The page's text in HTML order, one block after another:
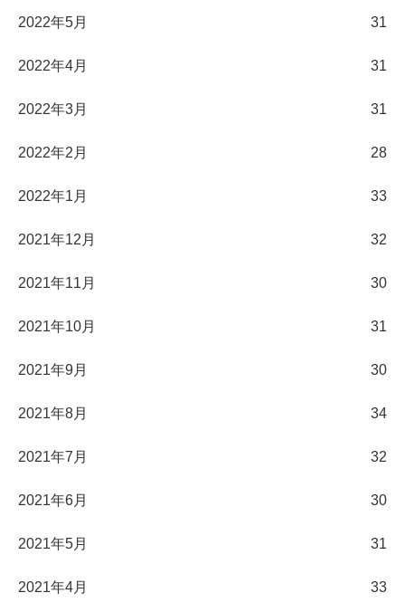
2022年5月 31
2022年4月 31
2022年3月 31
2022年2月 28
2022年1月 33
2021年12月 32
2021年11月 30
2021年10月 31
2021年9月 30
2021年8月 34
2021年7月 32
2021年6月 30
2021年5月 31
2021年4月 33